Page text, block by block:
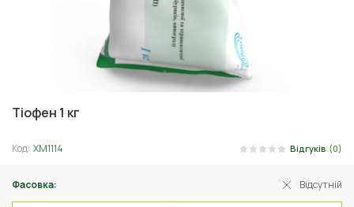
Тіофен 1 кг
Код: ХМ1114 Відгуків (0)
Фасовка: Відсутній